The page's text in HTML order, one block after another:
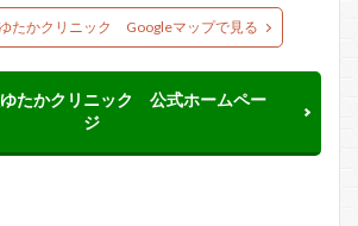
たかクリニック Googleマップで見る
たかクリニック 公式ホームペー
ジ